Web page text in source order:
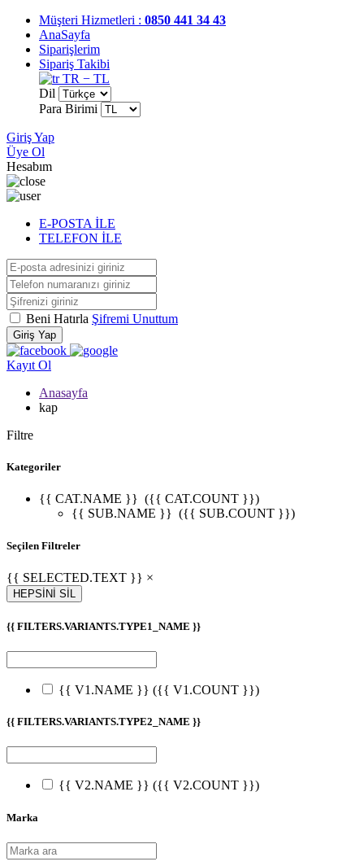
Müşteri Hizmetleri : 0850 441 34 43
AnaSayfa
Siparişlerim
Sipariş Takibi
TR − TL
Dil
Para Birimi
Giriş Yap
Üye Ol
Hesabım
E-POSTA İLE
TELEFON İLE
Beni Hatırla Şifremi Unuttum
Giriş Yap
Kayıt Ol
Anasayfa
kap
Filtre
Kategoriler
{{ CAT.NAME }} ({{ CAT.COUNT }})
{{ SUB.NAME }} ({{ SUB.COUNT }})
Seçilen Filtreler
{{ SELECTED.TEXT }} ×
HEPSİNİ SİL
{{ FILTERS.VARIANTS.TYPE1_NAME }}
{{ V1.NAME }} ({{ V1.COUNT }})
{{ FILTERS.VARIANTS.TYPE2_NAME }}
{{ V2.NAME }} ({{ V2.COUNT }})
Marka